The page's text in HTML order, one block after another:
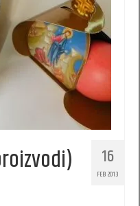
(XLS)
(XXL) 16
FEB 2013